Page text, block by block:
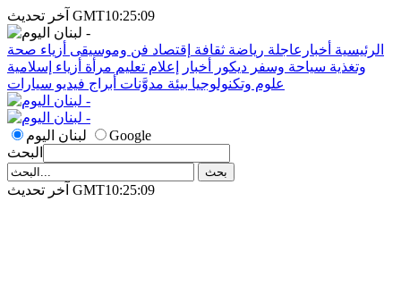
آخر تحديث GMT10:25:09
الرئيسية أخبارعاجلة رياضة ثقافة إقتصاد فن وموسيقى أزياء صحة
وتغذية سياحة وسفر ديكور أخبار إعلام تعليم مرأة أزياء إسلامية
علوم وتكنولوجيا بيئة مدوَّنات أبراج فيديو سيارات
لبنان اليوم
Google
البحث
آخر تحديث GMT10:25:09